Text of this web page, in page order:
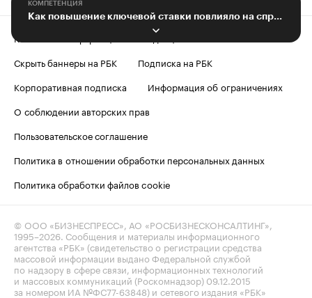
КОМПЕТЕНЦИЯ
Как повышение ключевой ставки повлияло на спрос загородной недвижимости
Контактная информация
Скрыть баннеры на РБК
Подписка на РБК
Корпоративная подписка
Информация об ограничениях
О соблюдении авторских прав
Пользовательское соглашение
Политика в отношении обработки персональных данных
Политика обработки файлов cookie
© ООО «БИЗНЕСПРЕСС», АО «РОСБИЗНЕСКОНСАЛТИНГ»,
1995–2026. Сообщения и материалы информационного
агентства «РБК» (свидетельство о регистрации средства
массовой информации выдано Федеральной службой
по надзору в сфере связи, информационных технологий
и массовых коммуникаций (Роскомнадзор) 09.12.2015
за номером ИА №ФС77-63848) и сетевого издания «РБК»